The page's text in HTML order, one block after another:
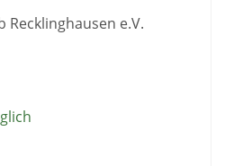
Recklinghausen e.V.